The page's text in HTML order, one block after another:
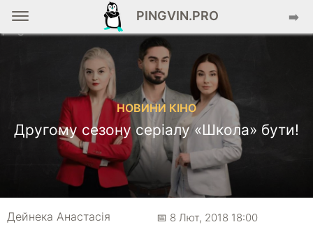
PINGVIN.PRO ➡️
НОВИНИ КІНО
Другому сезону серіалу «Школа» бути!
Дейнека Анастасiя
📅 8 Лют, 2018 18:00